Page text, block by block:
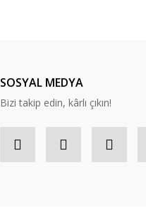
SOSYAL MEDYA
Bizi takip edin, kârlı çıkın!